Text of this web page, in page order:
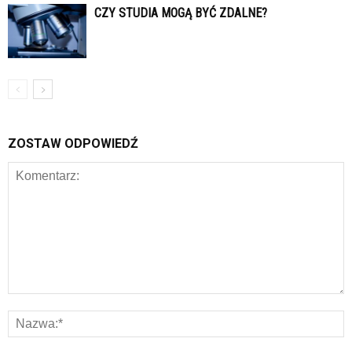
CZY STUDIA MOGĄ BYĆ ZDALNE?
ZOSTAW ODPOWIEDŹ